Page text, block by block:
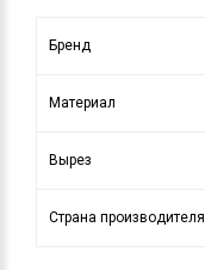
Бренд
Материал
Вырез
Страна производителя